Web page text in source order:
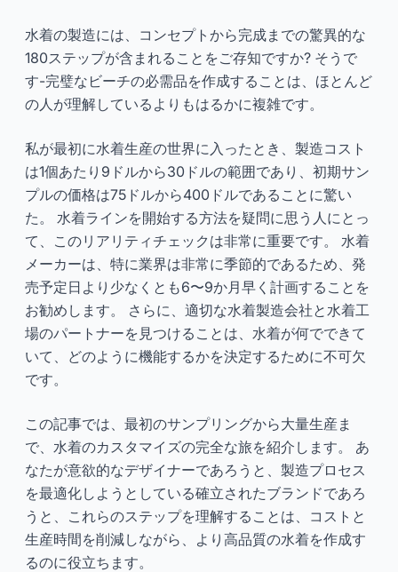
水着の製造には、コンセプトから完成までの驚異的な
180ステップが含まれることをご存知ですか? そうで
す-完璧なビーチの必需品を作成することは、ほとんど
の人が理解しているよりもはるかに複雑です。
私が最初に水着生産の世界に入ったとき、製造コスト
は1個あたり9ドルから30ドルの範囲であり、初期サン
プルの価格は75ドルから400ドルであることに驚い
た。 水着ラインを開始する方法を疑問に思う人にとっ
て、このリアリティチェックは非常に重要です。 水着
メーカーは、特に業界は非常に季節的であるため、発
売予定日より少なくとも6〜9か月早く計画することを
お勧めします。 さらに、適切な水着製造会社と水着工
場のパートナーを見つけることは、水着が何でできて
いて、どのように機能するかを決定するために不可欠
です。
この記事では、最初のサンプリングから大量生産ま
で、水着のカスタマイズの完全な旅を紹介します。 あ
なたが意欲的なデザイナーであろうと、製造プロセス
を最適化しようとしている確立されたブランドであろ
うと、これらのステップを理解することは、コストと
生産時間を削減しながら、より高品質の水着を作成す
るのに役立ちます。